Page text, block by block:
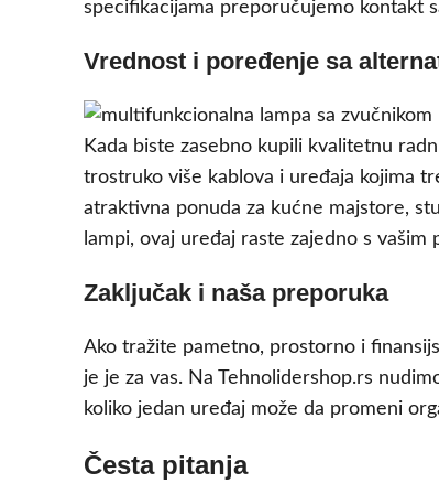
specifikacijama preporučujemo kontakt
Vrednost i poređenje sa
Kada biste zasebno kupili kvalitetnu
trostruko više kablova i uređaja kojima
atraktivna ponuda za kućne majstore,
lampi, ovaj uređaj raste zajedno s
Zaključak i naša preporuka
Ako tražite pametno, prostorno i
je je za vas. Na Tehnolidershop.rs
koliko jedan uređaj može da promeni
Česta pitanja